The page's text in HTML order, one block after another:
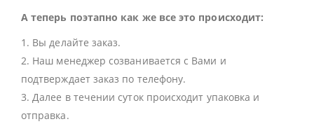
А теперь поэтапно как же все это происходит:
1. Вы делайте заказ.
2. Наш менеджер созванивается с Вами и
подтверждает заказ по телефону.
3. Далее в течении суток происходит упаковка и
отправка.